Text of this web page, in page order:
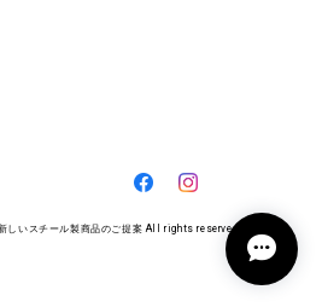
す。お店の
いスチール製商品のご提案 All rights reserved.